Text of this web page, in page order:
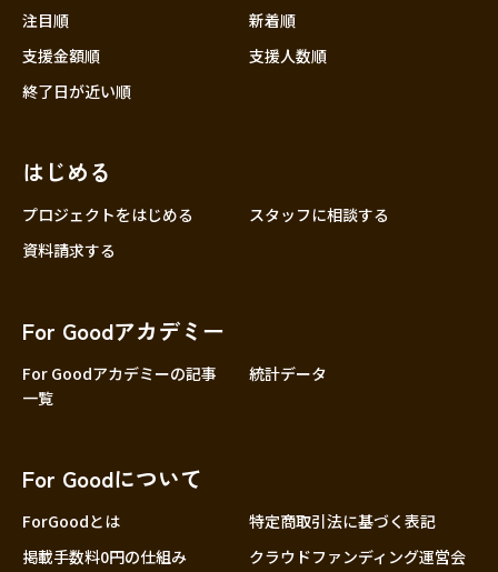
注目順
新着順
支援金額順
支援人数順
終了日が近い順
はじめる
プロジェクトをはじめる
スタッフに相談する
資料請求する
For Goodアカデミー
For Goodアカデミーの記事
一覧
統計データ
For Goodについて
ForGoodとは
掲載手数料0円の仕組み
特定商取引法に基づく表記
クラウドファンディング運営会